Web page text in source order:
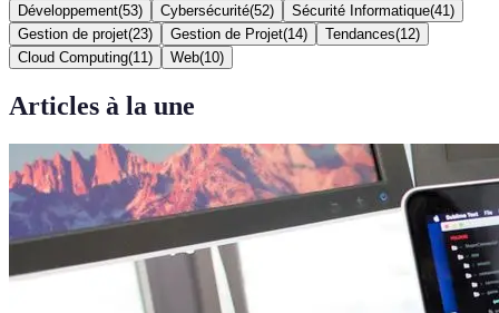
Développement(53) Cybersécurité(52) Sécurité Informatique(41 )
Gestion de projet(23) Gestion de Projet(14) Tendances(12)
Cloud Computing(11 ) Web(10)
Articles à la une